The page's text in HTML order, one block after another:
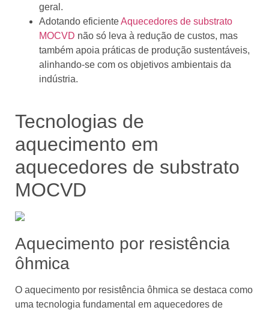
geral.
Adotando eficienteAquecedores de substrato
MOCVD não só leva à redução de custos, mas
também apoia práticas de produção sustentáveis,
alinhando-se com os objetivos ambientais da
indústria.
Tecnologias de
aquecimento em
aquecedores de substrato
MOCVD
Aquecimento por resistência
ôhmica
O aquecimento por resistência ôhmica se destaca como
uma tecnologia fundamental em aquecedores de